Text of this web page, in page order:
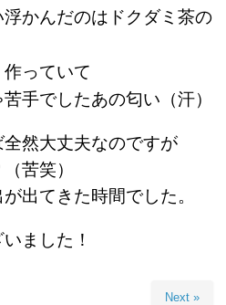
かんだのはドクダミ茶の
っていて
手でしたあの匂い（汗）
然大丈夫なのですが
苦笑）
出てきた時間でした。
ました！
Next »